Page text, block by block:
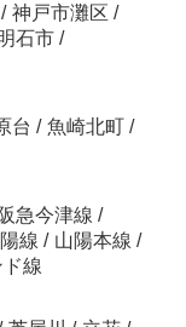
/ 神戸市灘区 /
石市 /
台 / 魚崎北町 /
阪急今津線 /
線 / 山陽本線 /
線